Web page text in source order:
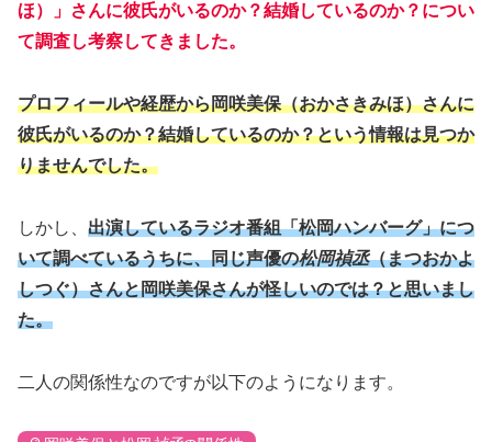
ほ）」さんに彼氏がいるのか？結婚しているのか？につい
て調査し考察してきました。
プロフィールや経歴から岡咲美保（おかさきみほ）さんに
彼氏がいるのか？結婚しているのか？という情報は見つか
りませんでした。
しかし、 出演しているラジオ番組「松岡ハンバーグ」につ
いて調べているうちに、同じ声優の松岡禎丞（まつおかよ
しつぐ）さんと岡咲美保さんが怪しいのでは？と思いまし
た。
二人の関係性なのですが以下のようになります。